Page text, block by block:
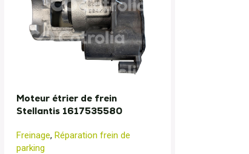
Moteur étrier de frein
Stellantis 1617535580
Freinage, Réparation frein de
parking